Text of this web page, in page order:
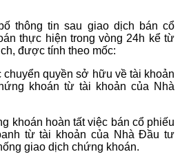
thông tin sau giao dịch bán cổ
thực hiện trong vòng 24h kể từ
được tính theo mốc:
quyền sở hữu về tài khoản
khoán từ tài khoản của Nhà
khoán hoàn tất việc bán cổ phiếu
từ tài khoản của Nhà Đầu tư
giao dịch chứng khoán.